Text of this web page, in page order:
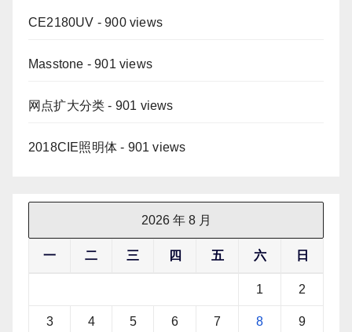
CE2180UV - 900 views
Masstone - 901 views
网点扩大分类 - 901 views
2018CIE照明体 - 901 views
2026 年 8 月
一 二 三 四 五 六 日
1 2
3 4 5 6 7 8 9